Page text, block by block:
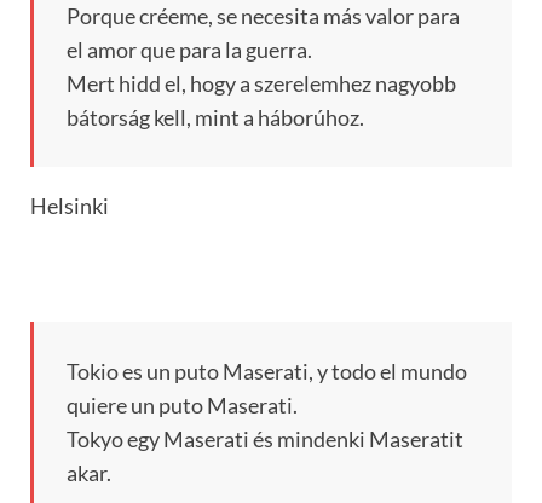
Porque créeme, se necesita más valor para
el amor que para la guerra.
Mert hidd el, hogy a szerelemhez nagyobb
bátorság kell, mint a háborúhoz.
Helsinki
Tokio es un puto Maserati, y todo el mundo
quiere un puto Maserati.
Tokyo egy Maserati és mindenki Maseratit
akar.